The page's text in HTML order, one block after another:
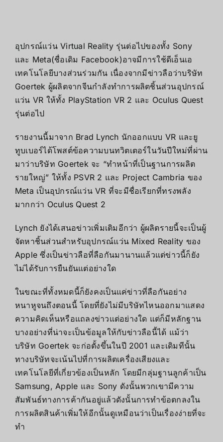
อุปกรณ์แว่น Virtual Reality รุ่นต่อไปของทั้ง Sony
และ Meta(ชื่อเดิม Facebook)อาจมีการใช้ดีเอ็นเอ
เทคโนโลยีบางส่วนร่วมกัน เนื่องจากมีข่าวลือว่าบริษัท
Goertek ผู้ผลิตจากจีนกำลังทำการผลิตชิ้นส่วนอุปกรณ์
แว่น VR ให้ทั้ง PlayStation VR 2 และ Oculus Quest
รุ่นต่อไป
รายงานนี้มาจาก Brad Lynch นักออกแบบ VR และยู
ทูบเบอร์ได้โพสต์ข้อความบนทวิตเตอร์ในวันปีใหม่ที่ผ่าน
มาว่าบริษัท Goertek จะ “ทำหน้าที่เป็นฐานการผลิต
รายใหญ่” ให้ทั้ง PSVR 2 และ Project Cambria ของ
Meta เป็นอุปกรณ์แว่น VR ที่จะมีชื่อเรียกที่ทรงพลัง
มากกว่า Oculus Quest 2
Lynch ยังได้เสนอข่าวเพิ่มเติมอีกว่า ผู้ผลิตรายนี้จะเป็นผู้
จัดหาชิ้นส่วนสำหรับอุปกรณ์แว่น Mixed Reality ของ
Apple ซึ่งเป็นข่าวลือที่ลือกันมานานแล้วแต่ข่าวนี้ก็ยัง
ไม่ได้รับการยืนยันแต่อย่างใด
ในขณะที่ทั้งหมดนี้ก็ยังคงเป็นแค่ข่าวที่ลือกันอย่าง
หนาหูจนถึงตอนนี้ โดยที่ยังไม่มีบริษัทไหนออกมาแสดง
ความคิดเห็นหรือแถลงข่าวแต่อย่างใด แต่ก็มีหลักฐาน
บางอย่างที่น่าจะเป็นข้อมูลให้กับข่าวลือนี้ได้ แม้ว่า
บริษัท Goertek จะก่อตั้งขึ้นในปี 2001 และเดิมทีนั้น
ทางบริษัทจะเน้นไปที่การผลิตเครื่องเสียงและ
เทคโนโลยีที่เกี่ยวข้องเป็นหลัก โดยมีกลุ่มฐานลูกค้าเป็น
Samsung, Apple และ Sony ดังนั้นพวกเขามีความ
สัมพันธ์ทางการค้ากันอยู่แล้วดังนั้นการทำข้อตกลงใน
การผลิตสินค้าเพิ่มให้อีกนั้นดูเหมือนว่าเป็นเรื่องง่ายที่จะ
ทำ